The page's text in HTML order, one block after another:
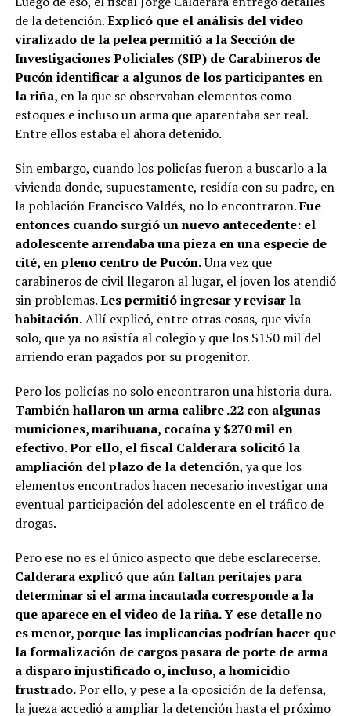
de la detención.Explicó que el análisis del video
viralizado de la pelea permitió a la Sección de
Investigaciones Policiales (SIP) de Carabineros de
Pucón identificar a algunos de los participantes en
la riña, en la que se observaban elementos como
estoques e incluso un arma que aparentaba ser real.
Entre ellos estaba el ahora detenido.
Sin embargo, cuando los policías fueron a buscarlo a la
vivienda donde, supuestamente, residía con su padre, en
la población Francisco Valdés, no lo encontraron.Fue
entonces cuando surgió un nuevo antecedente: el
adolescente arrendaba una pieza en una especie de
cité, en pleno centro de Pucón.Una vez que
carabineros de civil llegaron al lugar, el joven los atendió
sin problemas.Les permitió ingresar y revisar la
habitación.Allí explicó, entre otras cosas, que vivía
solo, que ya no asistía al colegio y que los $150 mil del
arriendo eran pagados por su progenitor.
Pero los policías no solo encontraron una historia dura.
También hallaron un arma calibre .22 con algunas
municiones, marihuana, cocaína y $270 mil en
efectivo. Por ello, el fiscal Calderara solicitó la
ampliación del plazo de la detención, ya que los
elementos encontrados hacen necesario investigar una
eventual participación del adolescente en el tráfico de
drogas.
Pero ese no es el único aspecto que debe esclarecerse.
Calderara explicó que aún faltan peritajes para
determinar si el arma incautada corresponde a la
que aparece en el video de la riña. Y ese detalle no
es menor, porque las implicancias podrían hacer que
la formalización de cargos pasara de porte de arma
a disparo injustificado o, incluso, a homicidio
frustrado.Por ello, y pese a la oposición de la defensa,
la jueza accedió a ampliar la detención hasta el próximo